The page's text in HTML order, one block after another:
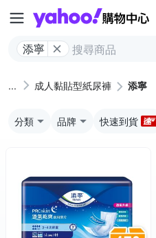
添寧
成人黏貼型紙尿褲 添寧
分類 品牌 快速到貨